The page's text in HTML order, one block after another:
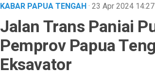
KABAR PAPUA TENGAH· 23 Apr 2024 14:27
Jalan Trans Paniai
Pemprov Papua
Eksavator